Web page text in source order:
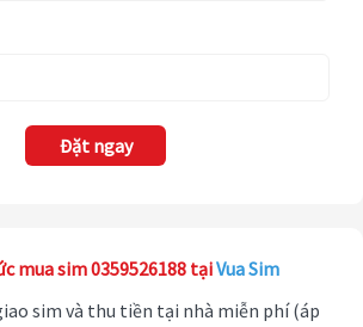
Đặt ngay
mua sim 0359526188 tạiVua Sim
sim và thu tiền tại nhà miễn phí (áp